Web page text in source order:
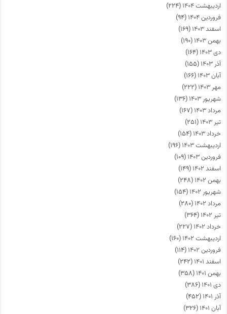
اردیبهشت ۱۴۰۴
(۲۲۴)
فروردین ۱۴۰۴
(۹۴)
اسفند ۱۴۰۳
(۱۶۹)
بهمن ۱۴۰۳
(۱۹۰)
دی ۱۴۰۳
(۱۶۴)
آذر ۱۴۰۳
(۱۵۵)
آبان ۱۴۰۳
(۱۶۶)
مهر ۱۴۰۳
(۲۲۲)
شهریور ۱۴۰۳
(۱۳۶)
مرداد ۱۴۰۳
(۱۶۷)
تیر ۱۴۰۳
(۲۵۱)
خرداد ۱۴۰۳
(۱۵۴)
اردیبهشت ۱۴۰۳
(۱۹۶)
فروردین ۱۴۰۳
(۱۰۹)
اسفند ۱۴۰۲
(۱۴۹)
بهمن ۱۴۰۲
(۲۴۸)
شهریور ۱۴۰۲
(۱۵۴)
مرداد ۱۴۰۲
(۲۸۰)
تیر ۱۴۰۲
(۳۶۴)
خرداد ۱۴۰۲
(۲۲۷)
اردیبهشت ۱۴۰۲
(۱۶۰)
فروردین ۱۴۰۲
(۱۱۴)
اسفند ۱۴۰۱
(۲۴۲)
بهمن ۱۴۰۱
(۳۵۸)
دی ۱۴۰۱
(۳۸۶)
آذر ۱۴۰۱
(۴۵۲)
آبان ۱۴۰۱
(۳۲۶)